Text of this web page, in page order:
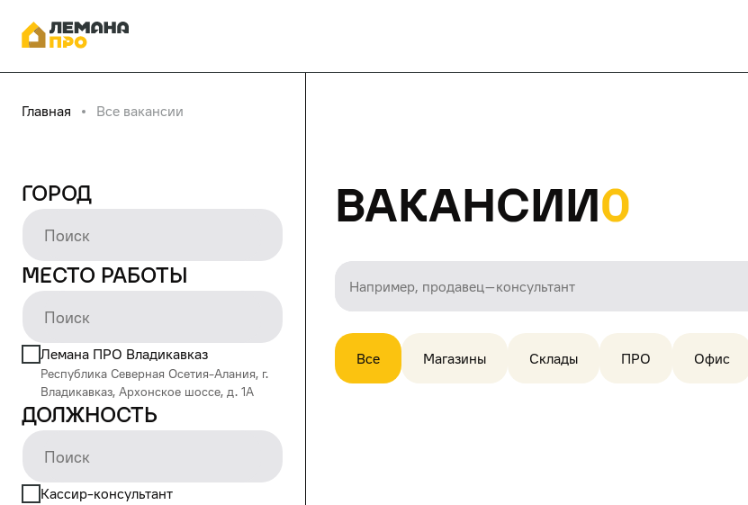
Главная Все вакансии
Город
Место работы
Лемана ПРО Владикавказ
Республика Северная Осетия-Алания, г.
Владикавказ, Архонское шоссе, д. 1А
Должность
Кассир-консультант
Вакансии0
Все Магазины Склады ПРО Офис